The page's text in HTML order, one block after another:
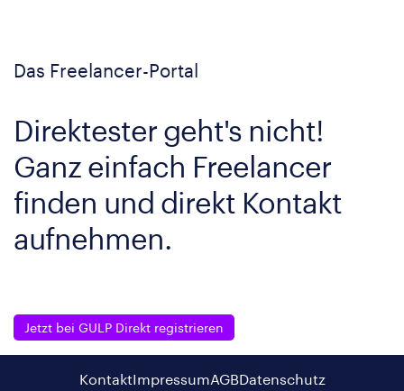
Das Freelancer-Portal
Direktester geht's nicht!
Ganz einfach Freelancer
finden und direkt Kontakt
aufnehmen.
Jetzt bei GULP Direkt registrieren
KontaktImpressumAGBDatenschutz